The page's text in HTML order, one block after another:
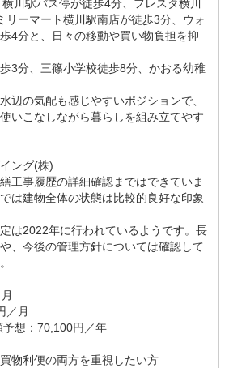
川駅バス停が徒歩4分、フレスタ横川
リーマート横川駅南店が徒歩3分、ウォ
4分と、日々の移動や買い物負担を抑
3分、三篠小学校徒歩8分、かおる幼稚
辺の気配も感じやすいポジションで、
いこなしながら暮らしを組み立てやす
ング(株)
工事履歴の詳細確認まではできていま
は建物全体の状態は比較的良好な印象
は2022年に行われているようです。長
、今後の管理方針については確認して
／月
予想：70,100円／年
物利便の両方を重視したい方